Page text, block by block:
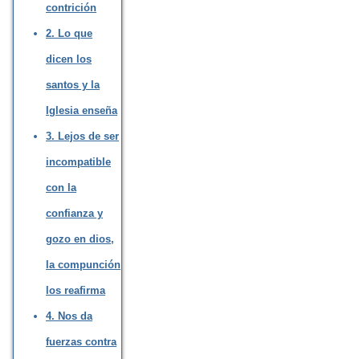
contrición
2. Lo que
dicen los
santos y la
Iglesia enseña
3. Lejos de ser
incompatible
con la
confianza y
gozo en dios,
la compunción
los reafirma
4. Nos da
fuerzas contra